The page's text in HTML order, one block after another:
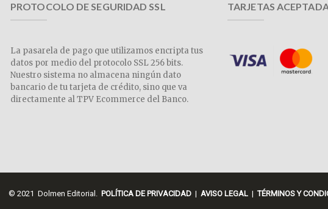
PROTOCOLO DE SEGURIDAD SSL
La pasarela de pago que utilizamos encripta tus
datos por medio del protocolo SSL 256 bits.
Nuestro sistema no almacena ningún dato
bancario de tu tarjeta de crédito, sino que va
directamente al TPV Ecommerce del Banco.
TARJETAS
© 2021 Dolmen Editorial. POLÍTICA DE PRIVACIDAD | AVISO LEGAL |TÉRMINOS Y